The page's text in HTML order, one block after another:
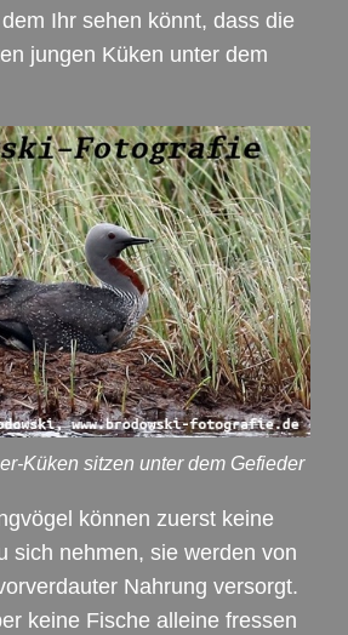
Ihr sehen könnt, dass die
jungen Küken unter dem
Küken sitzen unter dem Gefieder
können zuerst keine
sich nehmen, sie werden von
Nahrung versorgt.
keine Fische alleine fressen